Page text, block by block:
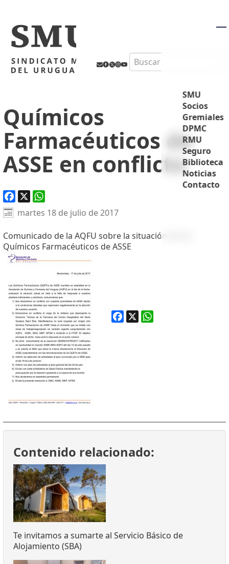
Search
SMU
Socios
Gremiales
DPMC
RMU
Seguro
Biblioteca
Noticias
Contacto
Químicos
Farmacéuticos de
ASSE en conflicto
Facebook
X WhatsApp
martes 18 de julio de 2017
Comunicado de la AQFU sobre la situación de los
Químicos Farmacéuticos de ASSE
Contenido relacionado:
Te invitamos a sumarte al Servicio Básico de
Alojamiento (SBA)